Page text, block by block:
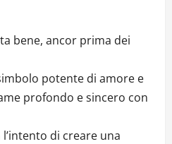
bene, ancor prima dei
potente di amore e
profondo e sincero con
di creare una